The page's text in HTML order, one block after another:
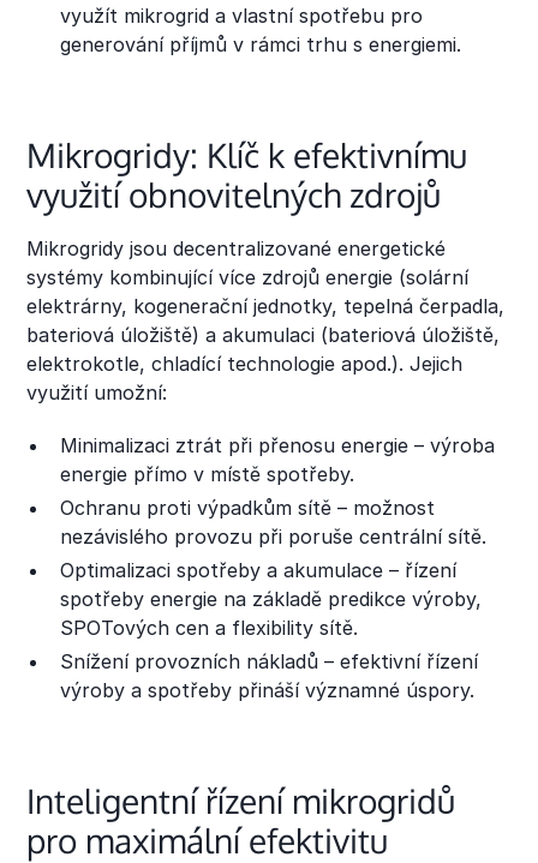
využít mikrogrid a vlastní spotřebu pro
generování příjmů v rámci trhu s energiemi.
Mikrogridy: Klíč k efektivnímu
využití obnovitelných zdrojů
Mikrogridy jsou decentralizované energetické
systémy kombinující více zdrojů energie (solární
elektrárny, kogenerační jednotky, tepelná čerpadla,
bateriová úložiště) a akumulaci (bateriová úložiště,
elektrokotle, chladící technologie apod.). Jejich
využití umožní:
Minimalizaci ztrát při přenosu energie – výroba
energie přímo v místě spotřeby.
Ochranu proti výpadkům sítě – možnost
nezávislého provozu při poruše centrální sítě.
Optimalizaci spotřeby a akumulace – řízení
spotřeby energie na základě predikce výroby,
SPOTových cen a flexibility sítě.
Snížení provozních nákladů – efektivní řízení
výroby a spotřeby přináší významné úspory.
Inteligentní řízení mikrogridů
pro maximální efektivitu